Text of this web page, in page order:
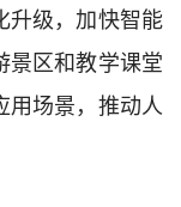
升级，加快智能
景区和教学课堂
用场景，推动人